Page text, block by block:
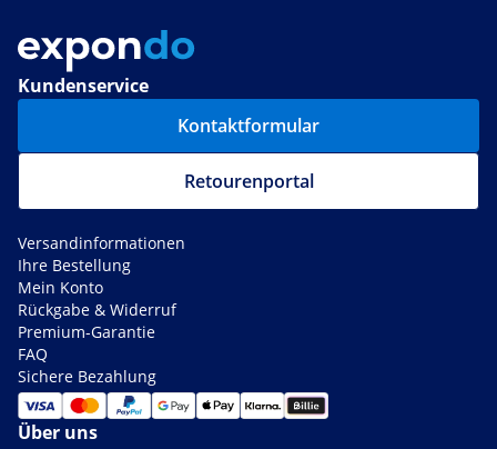
Kundenservice
Kontaktformular
Retourenportal
Versandinformationen
Ihre Bestellung
Mein Konto
Rückgabe & Widerruf
Premium-Garantie
FAQ
Sichere Bezahlung
Über uns